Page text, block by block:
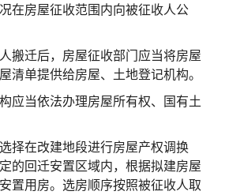
在房屋征收范围内向被征收人公
搬迁后，房屋征收部门应当将房屋
清单提供给房屋、土地登记机构。
应当依法办理房屋所有权、国有土
择在改建地段进行房屋产权调换
的回迁安置区域内，根据拟建房屋
置用房。选房顺序按照被征收人取